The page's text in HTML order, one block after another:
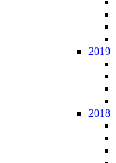
2019
2018